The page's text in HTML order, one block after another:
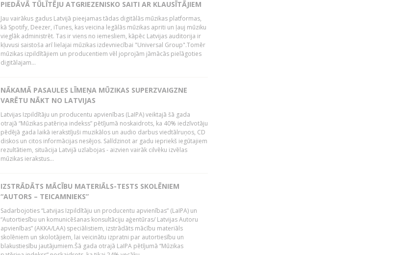
PIEDĀVĀ TŪLĪTĒJU ATGRIEZENISKO SAITI AR KLAUSĪTĀJIEM
Jau vairākus gadus Latvijā pieejamas tādas digitālās mūzikas platformas,
kā Spotify, Deezer, iTunes, kas veicina legālās mūzikas apriti un ļauj mūziku
vieglāk administrēt. Tas ir viens no iemesliem, kāpēc Latvijas auditorija ir
kļuvusi saistoša arī lielajai mūzikas izdevniecībai "Universal Group".Tomēr
mūzikas izpildītājiem un producentiem vēl joprojām jāmācās pielāgoties
digitālajam...
NĀKAMĀ PASAULES LĪMEŅA MŪZIKAS SUPERZVAIGZNE
VARĒTU NĀKT NO LATVIJAS
Latvijas Izpildītāju un producentu apvienības (LaIPA) veiktajā šā gada
otrajā “Mūzikas patēriņa indekss” pētījumā noskaidrots, ka 40% iedzīvotāju
pēdējā gada laikā ierakstījuši muzikālos un audio darbus viedtālruņos, CD
diskos un citos informācijas nesējos. Salīdzinot ar gadu iepriekš iegūtajiem
rezultātiem, situācija Latvijā uzlabojas - aizvien vairāk cilvēku izvēlas
mūzikas ierakstus...
IZSTRĀDĀTS MĀCĪBU MATERIĀLS-TESTS SKOLĒNIEM
“AUTORS – TEICAMNIEKS”
Sadarbojoties “Latvijas Izpildītāju un producentu apvienības” (LaIPA) un
“Autortiesību un komunicēšanas konsultāciju aģentūras/ Latvijas Autoru
apvienības” (AKKA/LAA) speciālistiem, izstrādāts mācību materiāls
skolēniem un skolotājiem, lai veicinātu izpratni par autortiesību un
blakustiesību jautājumiem.Šā gada otrajā LaIPA pētījumā “Mūzikas